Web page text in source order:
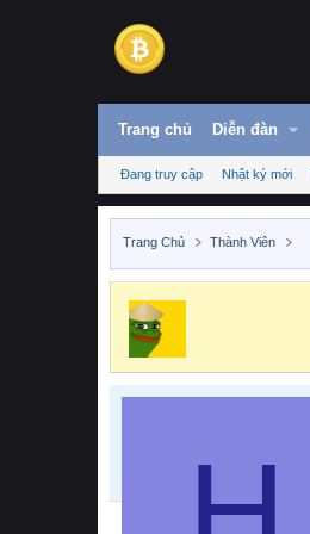
Trang chủ Diễn đàn
Đang truy cập Nhật ký mới
Trang Chủ Thành Viên